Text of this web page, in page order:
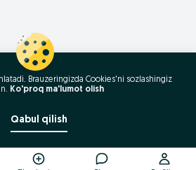
Brauzeringizda Cookies'ni sozlashingiz
Ko'proq ma'lumot olish
Qabul qilish